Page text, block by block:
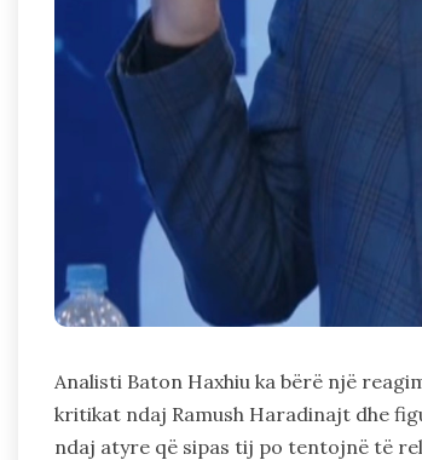
Analisti Baton Haxhiu ka bërë një
kritikat ndaj Ramush Haradinajt dhe
ndaj atyre që sipas tij po tentojnë të